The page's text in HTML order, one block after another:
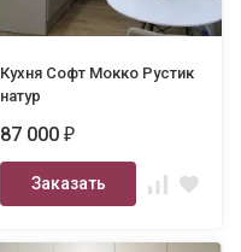
Кухня Софт Мокко Рустик
натур
87 000₽
Заказать